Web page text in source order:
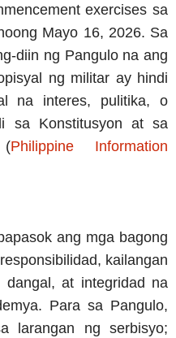
exercises sa
Mayo 16, 2026. Sa
diin ng Pangulo na ang
ng militar ay hindi
na interes, pulitika, o
sa Konstitusyon at sa
(Philippine Information
ang mga bagong
kailangan
at integridad na
Para sa Pangulo,
larangan ng serbisyo;